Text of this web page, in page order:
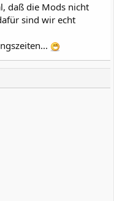
daß die Mods nicht
sind wir echt